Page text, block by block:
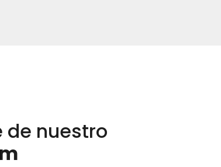
de nuestro